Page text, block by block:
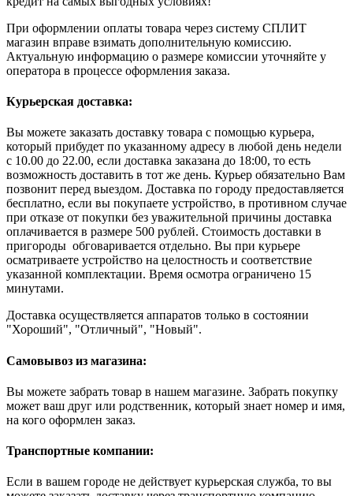
При оформлении оплаты товара через систему СПЛИТ
магазин вправе взимать дополнительную комиссию.
Актуальную информацию о размере комиссии уточняйте у
оператора в процессе оформления заказа.
Курьерская доставка:
Вы можете заказать доставку товара с помощью курьера,
который прибудет по указанному адресу в любой день недели
с 10.00 до 22.00, если доставка заказана до 18:00, то есть
возможность доставить в тот же день. Курьер обязательно Вам
позвонит перед выездом. Доставка по городу предоставляется
бесплатно, если вы покупаете устройство, в противном случае
при отказе от покупки без уважительной причины доставка
оплачивается в размере 500 рублей. Стоимость доставки в
пригороды обговаривается отдельно. Вы при курьере
осматриваете устройство на целостность и соответствие
указанной комплектации. Время осмотра ограничено 15
минутами.
Доставка осуществляется аппаратов только в состоянии
"Хороший", "Отличный", "Новый".
Самовывоз из магазина:
Вы можете забрать товар в нашем магазине. Забрать покупку
может ваш друг или родственник, который знает номер и имя,
на кого оформлен заказ.
Транспортные компании:
Если в вашем городе не действует курьерская служба, то вы